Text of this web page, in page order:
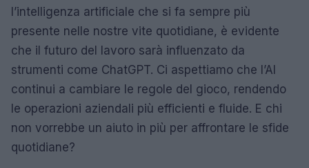
l’intelligenza artificiale che si fa sempre più
presente nelle nostre vite quotidiane, è evidente
che il futuro del lavoro sarà influenzato da
strumenti come ChatGPT. Ci aspettiamo che l’AI
continui a cambiare le regole del gioco, rendendo
le operazioni aziendali più efficienti e fluide. E chi
non vorrebbe un aiuto in più per affrontare le sfide
quotidiane?